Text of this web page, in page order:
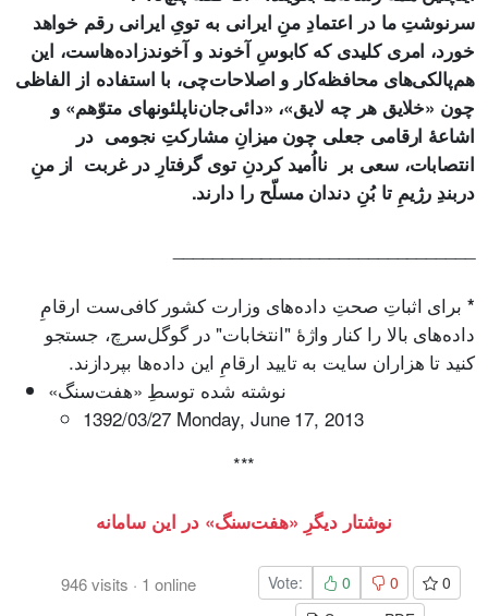
سرنوشتِ ما در اعتمادِ منِ ایرانی به تویِ ایرانی رقم خواهد
خورد، امری کلیدی که کابوسِ آخوند و آخوندزاده‌هاست، این
هم‌پالکی‌های محافظه‌کار و اصلاحات‌چی، با استفاده از الفاظی
چون «خلایق هر چه لایق»، «دائی‌جان‌ناپلئونهای متوّهم» و
اشاعۀ ارقامی جعلی چون میزانِ مشارکتِ نجومی در
انتصابات، سعی بر نااُمید کردنِ توی گرفتارِ در غربت از منِ
دربندِ رژیمِ تا بُنِ دندان مسلّح‌ را دارند.
* برای اثباتِ صحتِ داده‌های وزارت کشور کافی‌ست ارقامِ
داده‌های بالا را کنار واژۀ "انتخابات" در گوگل‌سرچ، جستجو
کنید تا هزاران سایت به تایید ارقامِ این داده‌ها بپردازند.
1392/03/27 Monday, ‎June ‎17, ‎2013
***
نوشتار دیگرِ «هفت‌سنگ» در این سامانه
946visits · 1 online Vote: 0 0
0